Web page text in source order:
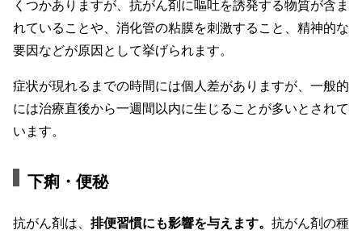
くつかありますが、抗がん剤に嘔吐を誘発する物質が含ま
れていることや、消化管の粘膜を刺激すること、精神的な
要因などが原因として挙げられます。
症状が現れるまでの時間には個人差がありますが、一般的
には治療直後から一週間以内に生じることが多いとされて
います。
下痢・便秘
抗がん剤は、 排便習慣にも影響を与えます。 抗がん剤の種